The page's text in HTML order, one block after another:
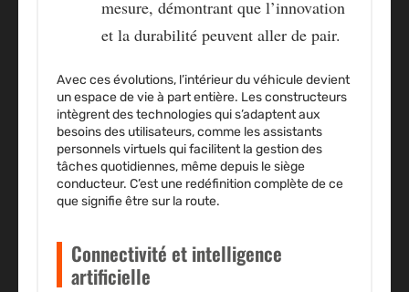
mesure, démontrant que l’innovation
et la durabilité peuvent aller de pair.
Avec ces évolutions, l’intérieur du véhicule devient
un espace de vie à part entière. Les constructeurs
intègrent des technologies qui s’adaptent aux
besoins des utilisateurs, comme les assistants
personnels virtuels qui facilitent la gestion des
tâches quotidiennes, même depuis le siège
conducteur. C’est une redéfinition complète de ce
que signifie être sur la route.
Connectivité et intelligence
artificielle